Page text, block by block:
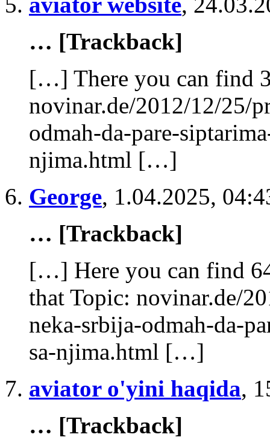
митрополиту Српске Православне Цркве да
Вл. Филарет: Када ће се у Српској Православној Цркви
Вл. Филарет: Када ће се у Српској Православној Цркви
Posted 8 година ago
Ваша Светости,
Браћо Архијереји, чланови Светог Архијерејског Синода,
Дана 25.септембра 2018.године позвали сте мене и
Read More
… [Trackback]
[…] There you can find
novinar.de/2012/12/25/
odmah-da-pare-
njima.html […]
George, 1.04.2025,
… [Trackback]
[…] Here you can find
that Topic: novinar.de/
neka-srbija-odmah-da-
sa-njima.html […]
aviator o'yini haqida,
… [Trackback]